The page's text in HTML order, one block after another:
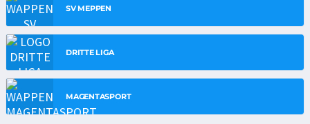
SV MEPPEN
DRITTE LIGA
MAGENTASPORT